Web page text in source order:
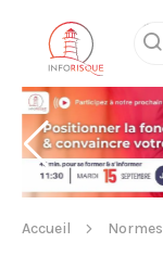
Accueil Normes